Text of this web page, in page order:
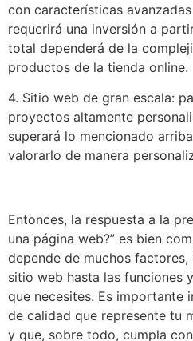
con características
requerirá una inversión a
total dependerá de la
productos de la tienda online.
4. Sitio web de gran escala:
proyectos altamente
superará lo mencionado
valorarlo de manera
Entonces, la respuesta a la
una página web?” es bien
depende de muchos
sitio web hasta las funciones
que necesites. Es importante
de calidad que represente tu
y que, sobre todo, cumpla